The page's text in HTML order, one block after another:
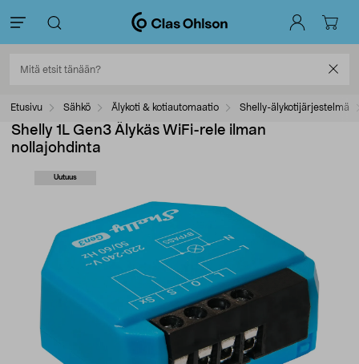
Etusivu Sähkö Älykoti & kotiautomaatio Shelly-älykotijärjestelmä
Shelly 1L Gen3 Älykäs WiFi-rele ilman
nollajohdinta
Uutuus